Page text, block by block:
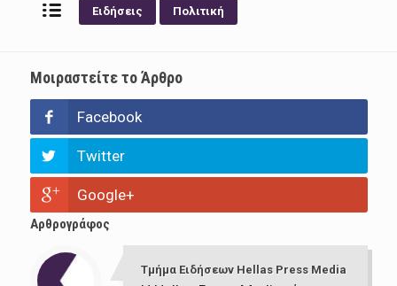
Ειδήσεις Πολιτική
Μοιραστείτε το Άρθρο
Facebook
Twitter
Google+
Αρθρογράφος
Τμήμα Ειδήσεων Hellas Press Media